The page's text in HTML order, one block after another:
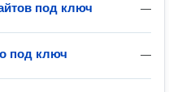
—
под ключ
—
под ключ